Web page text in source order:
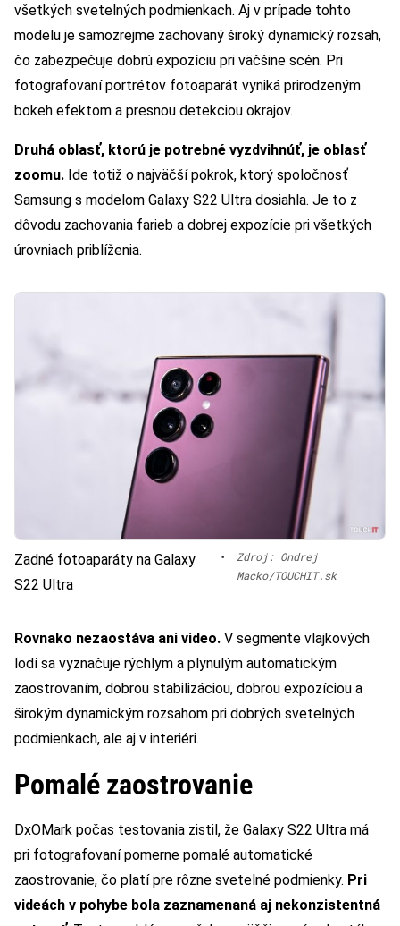
všetkých svetelných podmienkach. Aj v prípade tohto
modelu je samozrejme zachovaný široký dynamický rozsah,
čo zabezpečuje dobrú expozíciu pri väčšine scén. Pri
fotografovaní portrétov fotoaparát vyniká prirodzeným
bokeh efektom a presnou detekciou okrajov.
Druhá oblasť, ktorú je potrebné vyzdvihnúť, je oblasť
zoomu. Ide totiž o najväčší pokrok, ktorý spoločnosť
Samsung s modelom Galaxy S22 Ultra dosiahla. Je to z
dôvodu zachovania farieb a dobrej expozície pri všetkých
úrovniach priblíženia.
Zadné fotoaparáty na Galaxy
S22 Ultra
•
Zdroj: Ondrej
Macko/TOUCHIT.sk
Rovnako nezaostáva ani video. V segmente vlajkových
lodí sa vyznačuje rýchlym a plynulým automatickým
zaostrovaním, dobrou stabilizáciou, dobrou expozíciou a
širokým dynamickým rozsahom pri dobrých svetelných
podmienkach, ale aj v interiéri.
Pomalé zaostrovanie
DxOMark počas testovania zistil, že Galaxy S22 Ultra má
pri fotografovaní pomerne pomalé automatické
zaostrovanie, čo platí pre rôzne svetelné podmienky. Pri
videách v pohybe bola zaznamenaná aj nekonzistentná